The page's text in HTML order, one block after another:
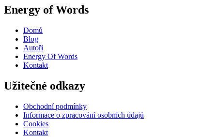
Energy of Words
Domů
Blog
Autoři
Energy Of Words
Kontakt
Užitečné odkazy
Obchodní podmínky
Informace o zpracování osobních údajů
Cookies
Kontakt